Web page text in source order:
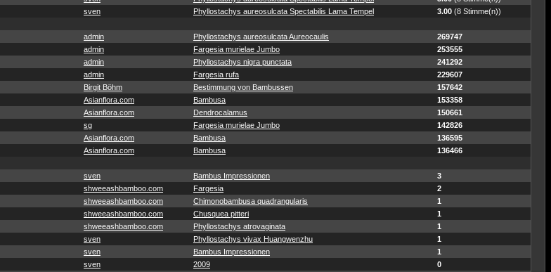
sven Phyllostachys aureosulcata Spectabilis Lama Tempel 3.00 (8 Stimme(n))
admin Phyllostachys aureosulcata Aureocaulis
269747
admin Fargesia murielae Jumbo
253555
admin Phyllostachys nigra punctata
241292
admin Fargesia rufa
229607
Birgit Böhm Bestimmung von Bambussen
157642
Asianflora.com Bambusa
153358
Asianflora.com Dendrocalamus
150661
sg Fargesia murielae Jumbo
142826
Asianflora.com Bambusa
136595
Asianflora.com Bambusa
136466
sven Bambus Impressionen
3
shweeashbamboo.com Fargesia
2
shweeashbamboo.com Chimonobambusa quadrangularis
1
shweeashbamboo.com Chusquea pitteri
1
shweeashbamboo.com Phyllostachys atrovaginata
1
sven Phyllostachys vivax Huangwenzhu
1
sven Bambus Impressionen
1
sven 2009 0